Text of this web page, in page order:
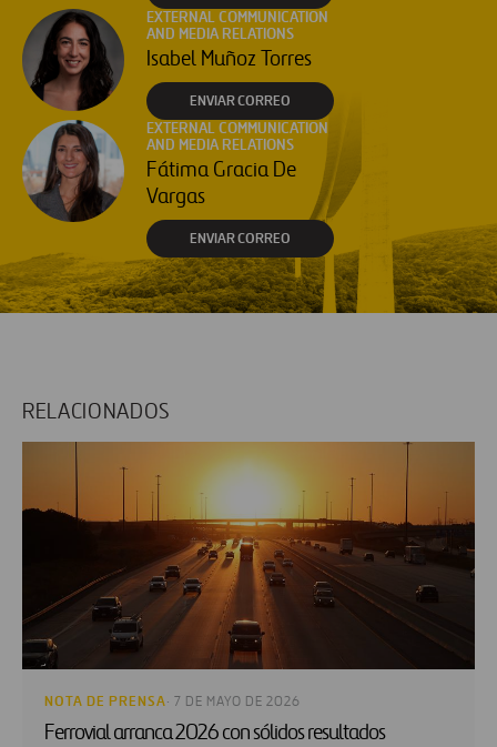
EXTERNAL COMMUNICATION
AND MEDIA RELATIONS
Isabel Muñoz Torres
ENVIAR CORREO
EXTERNAL COMMUNICATION
AND MEDIA RELATIONS
Fátima Gracia De
Vargas
ENVIAR CORREO
RELACIONADOS
NOTA DE PRENSA· 7 DE MAYO DE 2026
Ferrovial arranca 2026 con sólidos resultados